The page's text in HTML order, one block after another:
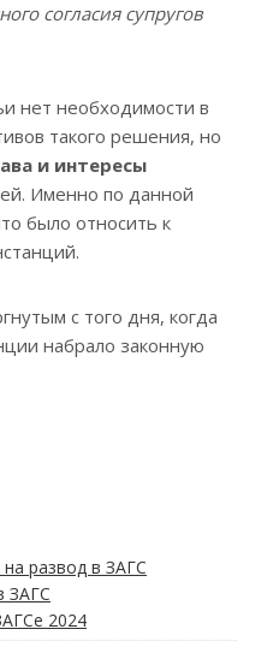
согласия супругов
нет необходимости в
такого решения, но
и интересы
Именно по данной
было относить к
с того дня, когда
набрало законную
развод в ЗАГС
ЗАГС
2024